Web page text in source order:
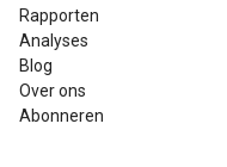
Rapporten
Analyses
Blog
Over ons
Abonneren